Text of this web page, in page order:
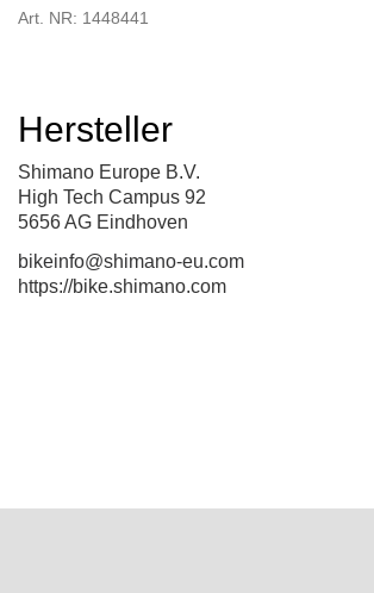
Art. NR: 1448441
Hersteller
Shimano Europe B.V.
High Tech Campus 92
5656 AG Eindhoven
bikeinfo@shimano-eu.com
https://bike.shimano.com